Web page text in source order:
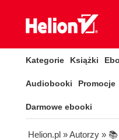
Kategorie Książki
Audiobooki Promocje
Darmowe ebooki
Helion.pl » Autorzy » 📚